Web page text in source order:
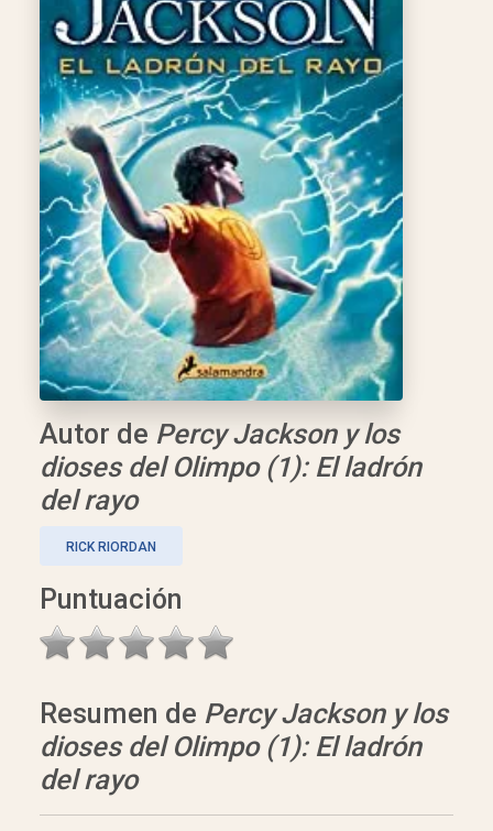
Autor de Percy Jackson y los
dioses del Olimpo (1): El ladrón
del rayo
RICK RIORDAN
Puntuación
Resumen de Percy Jackson y los
dioses del Olimpo (1): El ladrón
del rayo